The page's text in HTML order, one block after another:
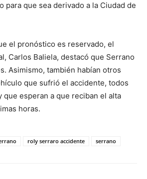
para que sea derivado a la Ciudad de
el pronóstico es reservado, el
Carlos Baliela, destacó que Serrano
Asimismo, también habían otros
que sufrió el accidente, todos
que esperan a que reciban el alta
horas.
roly serraro accidente serrano